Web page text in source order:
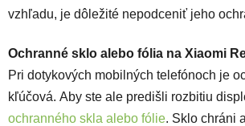
vzhľadu, je dôležité nepodceniť jeho
Ochranné sklo alebo fólia na Xiaomi
Pri dotykových mobilných telefónoch je
kľúčová. Aby ste ale predišli rozbitiu
ochranného skla alebo fólie. Sklo chráni